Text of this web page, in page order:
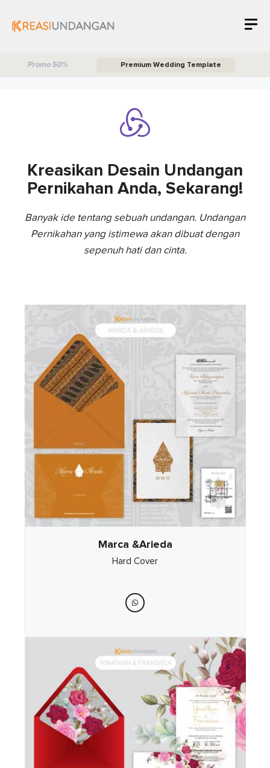
Promo 50% Premium Wedding Template
Kreasikan Desain Undangan
Pernikahan Anda, Sekarang!
Banyak ide tentang sebuah undangan. Undangan
Pernikahanyang istimewa akan dibuat dengan
sepenuh hati dan cinta.
Marca &Arieda
Hard Cover